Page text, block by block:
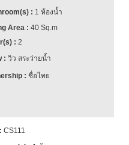
1 ห้องน้ำ
40 Sq.m
2
วิว สระว่ายน้ำ
ชื่อไทย
CS111